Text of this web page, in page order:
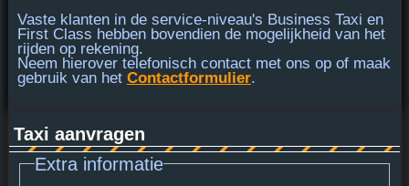
Vaste klanten in de service-niveau's Business Taxi en
First Class hebben bovendien de mogelijkheid van het
rijden op rekening.
Neem hierover telefonisch contact met ons op of maak
gebruik van het Contactformulier.
Taxi aanvragen
Extra informatie